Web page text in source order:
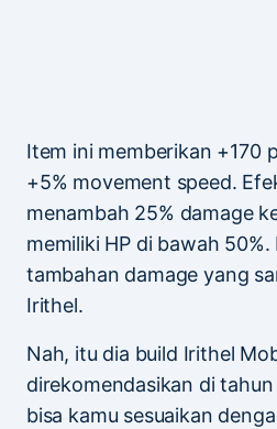
Item ini memberikan +170
+5% movement speed.
menambah 25% damage
memiliki HP di bawah
tambahan damage yang
Irithel.
Nah, itu dia build Irithel
direkomendasikan di
bisa kamu sesuaikan